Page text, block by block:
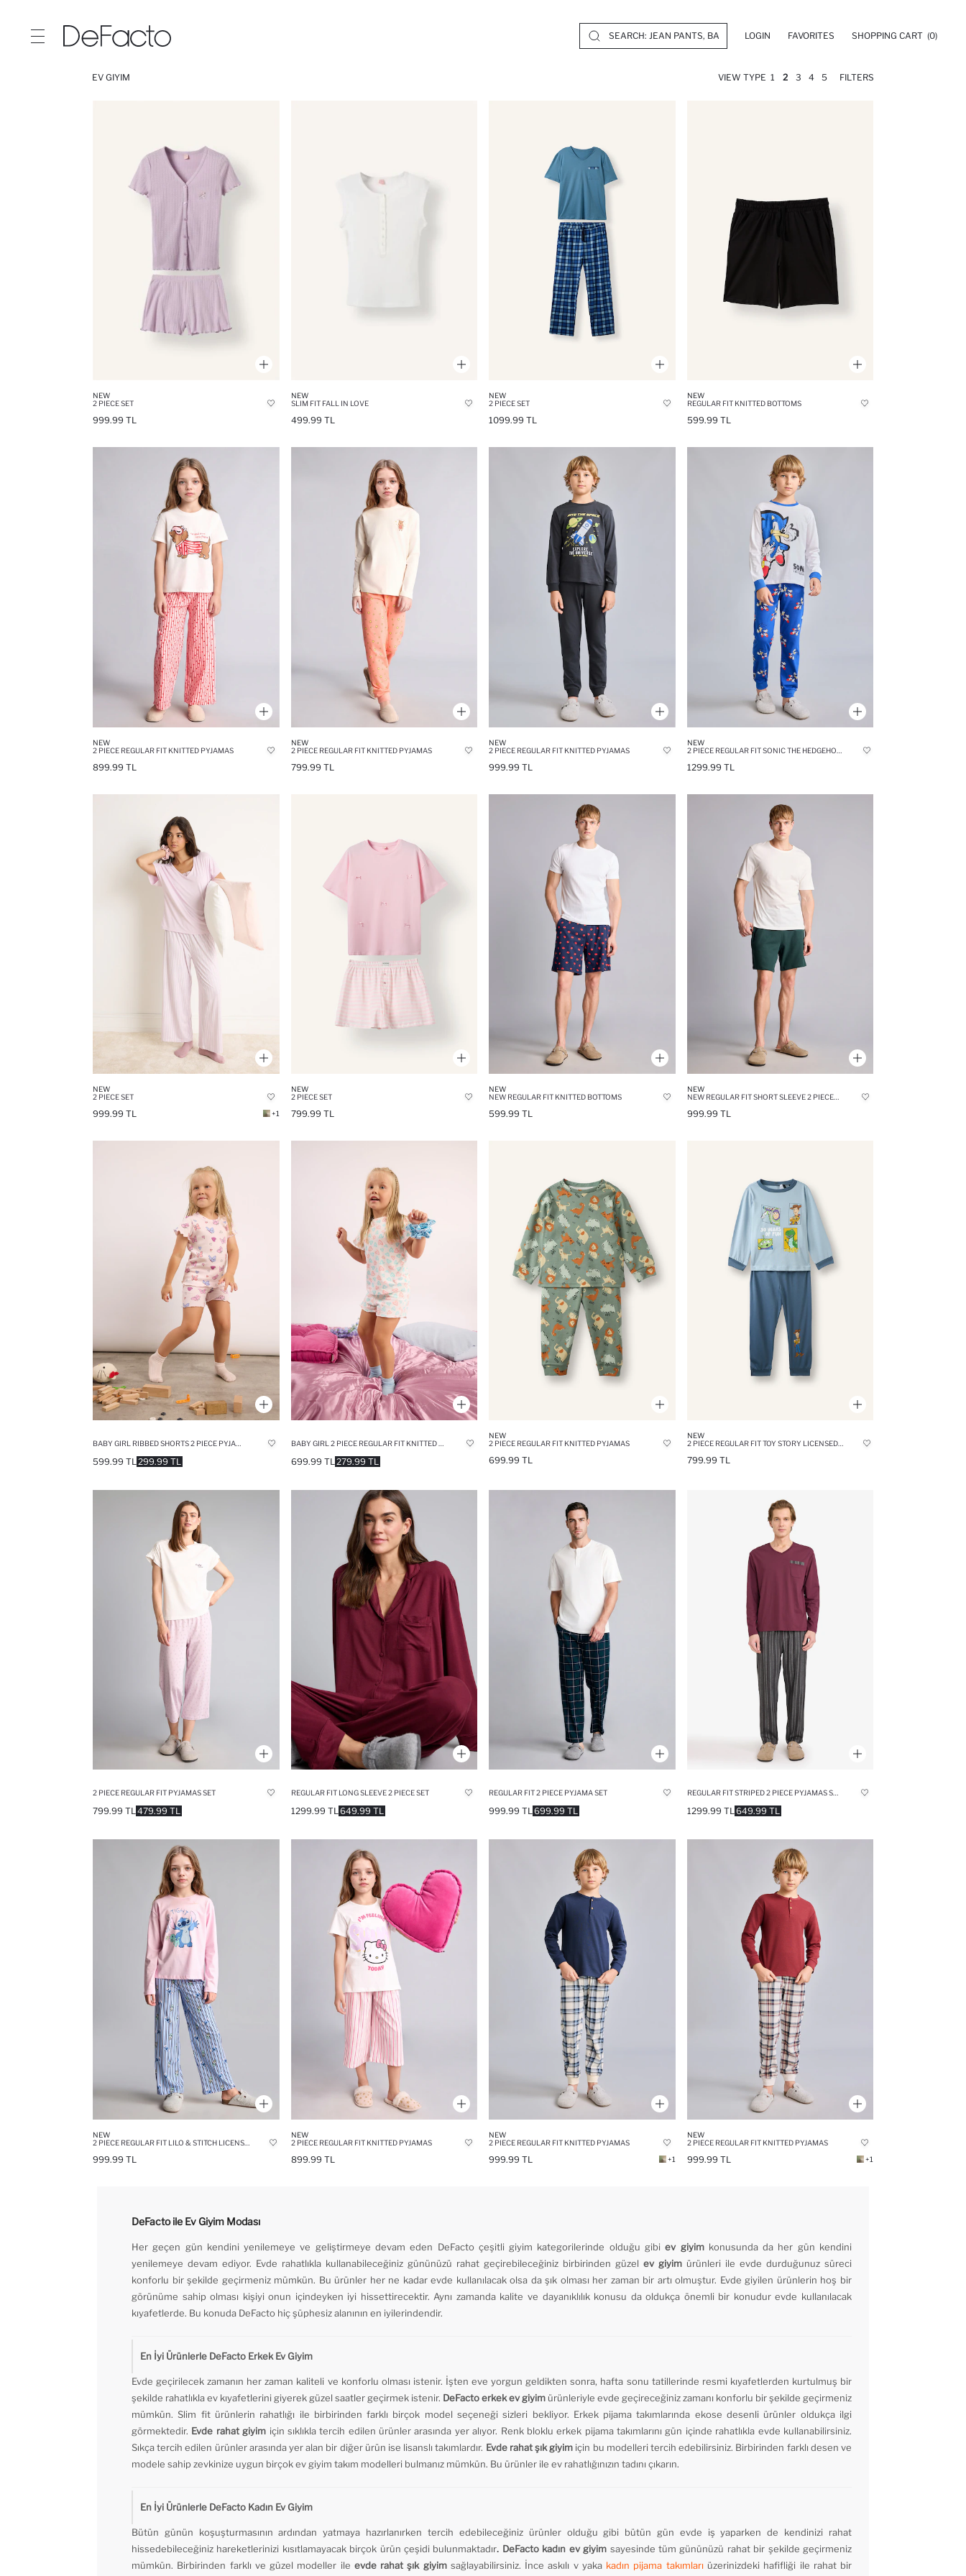
LOGIN FAVORITES SHOPPING CART (0)
EV GIYIM VIEW TYPE 1 2 3 4 5 FILTERS
NEW
2 PIECE SET
999.99 TL
NEW
SLIM FIT FALL IN LOVE
499.99 TL
NEW
2 PIECE SET
1099.99 TL
NEW
REGULAR FIT KNITTED BOTTOMS
599.99 TL
NEW
2 PIECE REGULAR FIT KNITTED PYJAMAS
899.99 TL
NEW
2 PIECE REGULAR FIT KNITTED PYJAMAS
799.99 TL
NEW
2 PIECE REGULAR FIT KNITTED PYJAMAS
999.99 TL
NEW
1299.99 TL
NEW
2 PIECE SET
999.99 TL +1
NEW
2 PIECE SET
799.99 TL
NEW
NEW REGULAR FIT KNITTED BOTTOMS
599.99 TL
NEW
NEW REGULAR FIT SHORT SLEEVE 2 PIECE SET
999.99 TL
299.99 TL
599.99 TL 279.99 TL
699.99 TL
NEW
2 PIECE REGULAR FIT KNITTED PYJAMAS
699.99 TL
NEW
2 PIECE REGULAR FIT TOY STORY LICENSED KNITTED PYJAMAS
799.99 TL
2 PIECE REGULAR FIT PYJAMAS SET
479.99 TL
799.99 TL
REGULAR FIT LONG SLEEVE 2 PIECE SET
649.99 TL
1299.99 TL
REGULAR FIT 2 PIECE PYJAMA SET
699.99 TL
999.99 TL
REGULAR FIT STRIPED 2 PIECE PYJAMAS SET
649.99 TL
1299.99 TL
NEW
999.99 TL
NEW
2 PIECE REGULAR FIT KNITTED PYJAMAS
899.99 TL
NEW
2 PIECE REGULAR FIT KNITTED PYJAMAS
999.99 TL +1
NEW
2 PIECE REGULAR FIT KNITTED PYJAMAS
999.99 TL +1
DeFacto ile Ev Giyim Modası
Her geçen gün kendini yenilemeye ve geliştirmeye devam eden DeFacto çeşitli giyim kategorilerinde olduğu gibi ev giyim konusunda da her gün kendini
yenilemeye devam ediyor. Evde rahatlıkla kullanabileceğiniz gününüzü rahat geçirebileceğiniz birbirinden güzel ev giyim ürünleri ile evde durduğunuz süreci
konforlu bir şekilde geçirmeniz mümkün. Bu ürünler her ne kadar evde kullanılacak olsa da şık olması her zaman bir artı olmuştur. Evde giyilen ürünlerin hoş bir
görünüme sahip olması kişiyi onun içindeyken iyi hissettirecektir. Aynı zamanda kalite ve dayanıklılık konusu da oldukça önemli bir konudur evde kullanılacak
kıyafetlerde. Bu konuda DeFacto hiç şüphesiz alanının en iyilerindendir.
En İyi Ürünlerle DeFacto Erkek Ev Giyim
Evde geçirilecek zamanın her zaman kaliteli ve konforlu olması istenir. İşten eve yorgun geldikten sonra, hafta sonu tatillerinde resmi kıyafetlerden kurtulmuş bir
şekilde rahatlıkla ev kıyafetlerini giyerek güzel saatler geçirmek istenir. DeFacto erkek ev giyim ürünleriyle evde geçireceğiniz zamanı konforlu bir şekilde geçirmeniz
mümkün. Slim fit ürünlerin rahatlığı ile birbirinden farklı birçok model seçeneği sizleri bekliyor. Erkek pijama takımlarında ekose desenli ürünler oldukça ilgi
görmektedir. Evde rahat giyim için sıklıkla tercih edilen ürünler arasında yer alıyor. Renk bloklu erkek pijama takımlarını gün içinde rahatlıkla evde kullanabilirsiniz.
Sıkça tercih edilen ürünler arasında yer alan bir diğer ürün ise lisanslı takımlardır. Evde rahat şık giyim için bu modelleri tercih edebilirsiniz. Birbirinden farklı desen ve
modele sahip zevkinize uygun birçok ev giyim takım modelleri bulmanız mümkün. Bu ürünler ile ev rahatlığınızın tadını çıkarın.
En İyi Ürünlerle DeFacto Kadın Ev Giyim
Bütün günün koşuşturmasının ardından yatmaya hazırlanırken tercih edebileceğiniz ürünler olduğu gibi bütün gün evde iş yaparken de kendinizi rahat
hissedebileceğiniz hareketlerinizi kısıtlamayacak birçok ürün çeşidi bulunmaktadır. DeFacto kadın ev giyim sayesinde tüm gününüzü rahat bir şekilde geçirmeniz
mümkün. Birbirinden farklı ve güzel modeller ile evde rahat şık giyimsağlayabilirsiniz. İnce askılı v yaka kadın pijama takımlarıüzerinizdeki hafifliği ile rahat bir